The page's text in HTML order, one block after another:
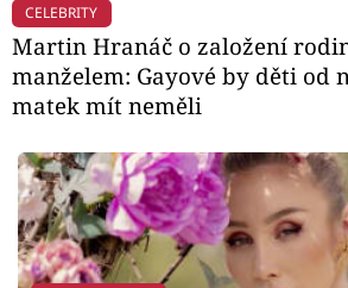
CELEBRITY
Martin Hranáč o založení
manželem: Gayové by děti od
matek mít neměli